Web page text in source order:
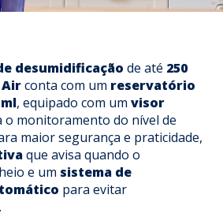
desumidificação de até 250
Airconta com um reservatório
, equipado com umvisor
o monitoramento do nível de
maior segurança e praticidade,
que avisa quando o
e um sistema de
para evitar